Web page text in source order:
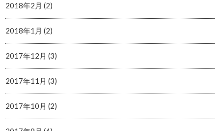
2018年2月 (2)
2018年1月 (2)
2017年12月 (3)
2017年11月 (3)
2017年10月 (2)